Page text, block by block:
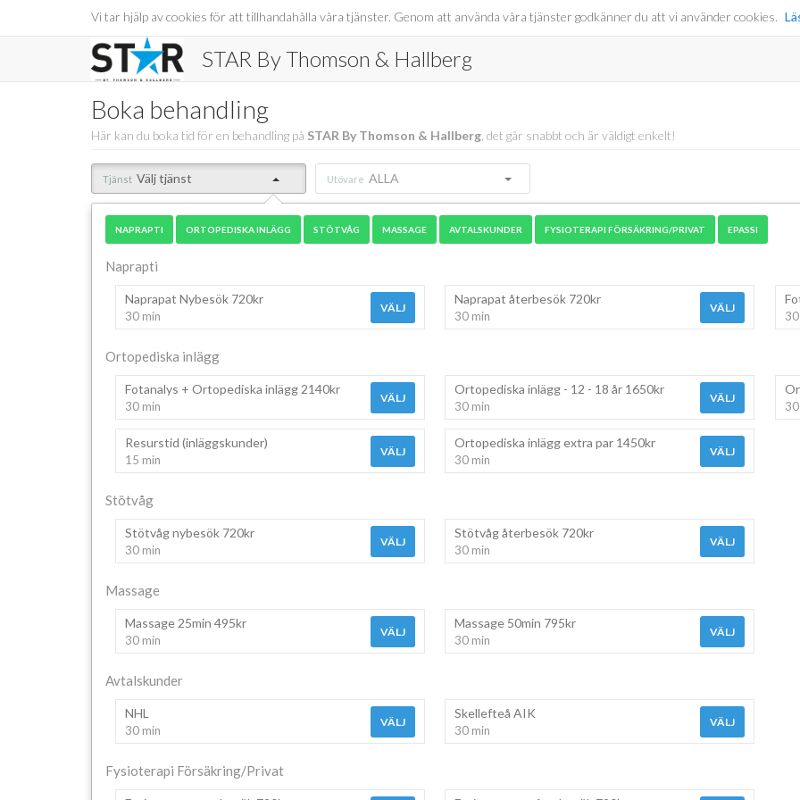
Vi tar hjälp av cookies för att tillhandahålla våra tjänster. Genom att använda våra tjänster godkänner du att vi använder cookies.
STAR By Thomson & Hallberg
Boka behandling
Här kan du boka tid för en behandling på STAR By Thomson & Hallberg , det går snabbt och är väldigt enkelt!
Tjänst Välj tjänst Utövare ALLA
NAPRAPTI ORTOPEDISKA INLÄGG STÖTVÅG MASSAGE AVTALSKUNDER FYSIOTERAPI FÖRSÄKRING/PRIVAT EPASSI
Naprapti
Naprapat Nybesök 720kr
30 min
VÄLJ
Naprapat återbesök 720kr
30 min
VÄLJ
Ortopediska inlägg
Fotanalys + Ortopediska inlägg 2140kr
30 min
VÄLJ
Ortopediska inlägg - 12 - 18 år 1650kr
30 min
VÄLJ
Resurstid (inläggskunder)
15 min
VÄLJ
Ortopediska inlägg extra par 1450kr
30 min
VÄLJ
Stötvåg
Stötvåg nybesök 720kr
30 min
VÄLJ
Stötvåg återbesök 720kr
30 min
VÄLJ
Massage
Massage 25min 495kr
30 min
VÄLJ
Massage 50min 795kr
30 min
VÄLJ
Avtalskunder
NHL
30 min
VÄLJ
Skellefteå AIK
30 min
VÄLJ
Fysioterapi Försäkring/Privat